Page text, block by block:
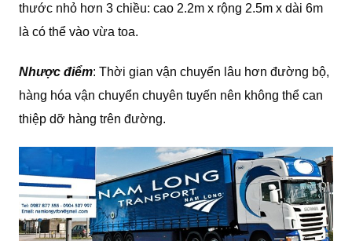
thước nhỏ hơn 3 chiều: cao 2.2m x rộng 2.5m x dài 6m
là có thể vào vừa toa.
Nhược điểm: Thời gian vận chuyển lâu hơn đường bộ,
hàng hóa vận chuyển chuyên tuyến nên không thể can
thiệp dỡ hàng trên đường.